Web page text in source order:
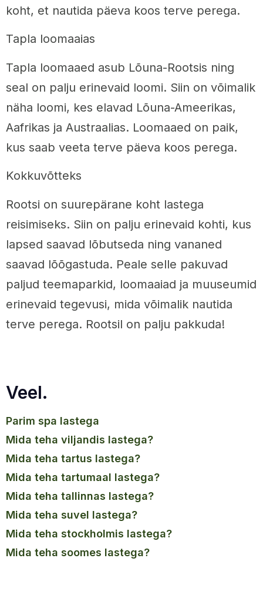
koht, et nautida päeva koos terve perega.
Tapla loomaaias
Tapla loomaaed asub Lõuna-Rootsis ning
seal on palju erinevaid loomi. Siin on võimalik
näha loomi, kes elavad Lõuna-Ameerikas,
Aafrikas ja Austraalias. Loomaaed on paik,
kus saab veeta terve päeva koos perega.
Kokkuvõtteks
Rootsi on suurepärane koht lastega
reisimiseks. Siin on palju erinevaid kohti, kus
lapsed saavad lõbutseda ning vananed
saavad lõõgastuda. Peale selle pakuvad
paljud teemaparkid, loomaaiad ja muuseumid
erinevaid tegevusi, mida võimalik nautida
terve perega. Rootsil on palju pakkuda!
Veel.
parim spa lastega
mida teha viljandis lastega?
mida teha tartus lastega?
mida teha tartumaal lastega?
mida teha tallinnas lastega?
mida teha suvel lastega?
mida teha stockholmis lastega?
mida teha soomes lastega?